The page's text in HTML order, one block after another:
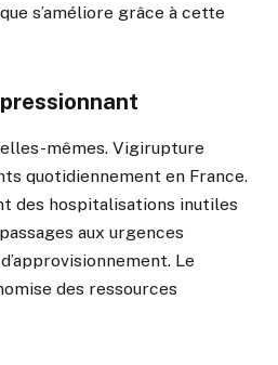
s’améliore grâce à cette
mêmes. Vigirupture
quotidiennement en France.
des hospitalisations inutiles
aux urgences
Le
des ressources